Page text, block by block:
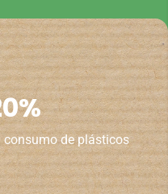
consumo de plásticos